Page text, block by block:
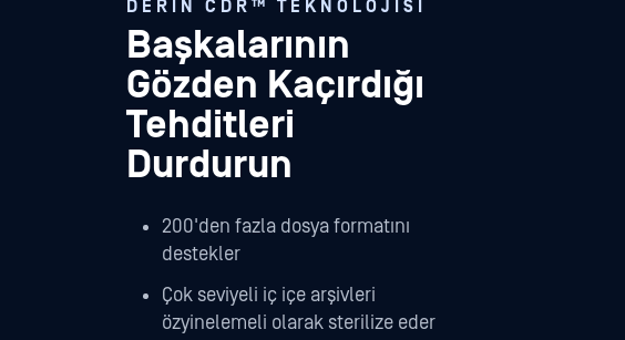
DERIN CDR™ TEKNOLOJISI
Başkalarının
Gözden Kaçırdığı
Tehditleri
Durdurun
200'den fazla dosya formatını
destekler
Çok seviyeli iç içe arşivleri
özyinelemeli olarak sterilize eder